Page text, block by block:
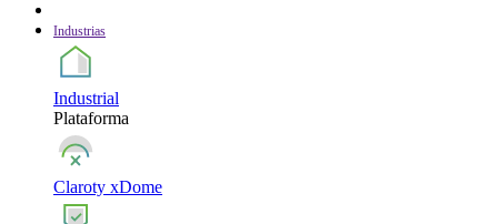
Industrias
Industrial
Plataforma
Claroty xDome